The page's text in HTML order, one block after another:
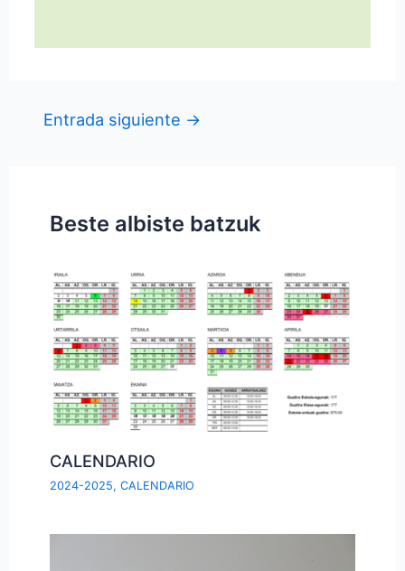
Entrada siguiente →
Beste albiste batzuk
CALENDARIO
2024-2025,CALENDARIO